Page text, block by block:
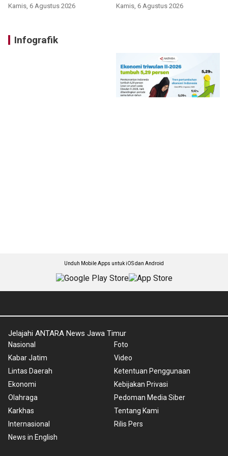
Kamis, 6 Agustus 2026 Bromo
Kamis, 6 Agustus 2026
Infografik
Unduh Mobile Apps untuk iOS dan Android
Jelajahi ANTARA News Jawa Timur
Nasional
Kabar Jatim
Lintas Daerah
Ekonomi
Olahraga
Karkhas
Internasional
News in English
Foto
Video
Ketentuan Penggunaan
Kebijakan Privasi
Pedoman Media Siber
Tentang Kami
Rilis Pers